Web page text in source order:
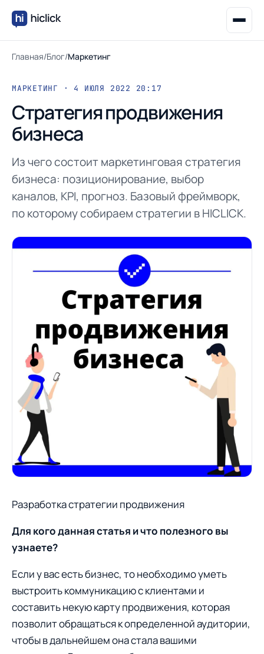
Главная/Блог/Маркетинг
МАРКЕТИНГ · 4 ИЮЛЯ 2022 20:17
Стратегия продвижения
бизнеса
Из чего состоит маркетинговая стратегия
бизнеса: позиционирование, выбор
каналов, KPI, прогноз. Базовый фреймворк,
по которому собираем стратегии в HICLICK.
Разработка стратегии продвижения
Для кого данная статья и что полезного вы
узнаете?
Если у вас есть бизнес, то необходимо уметь
выстроить коммуникацию с клиентами и
составить некую карту продвижения, которая
позволит обращаться к определенной аудитории,
чтобы в дальнейшем она стала вашими